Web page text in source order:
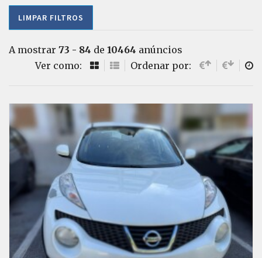
LIMPAR FILTROS
A mostrar 73 - 84 de 10464 anúncios
Ver como:
Ordenar por: